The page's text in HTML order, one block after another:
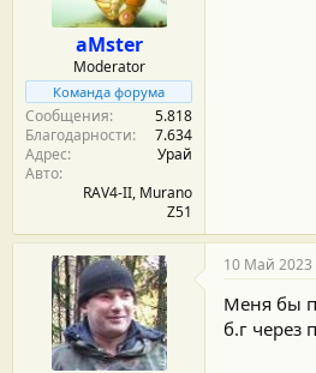
aMster
Moderator
Команда форума
Сообщения
5.818
Благодарности
7.634
Адрес
Урай
Авто
RAV4-II, Murano
Z51
10 Май 2023
Меня бы
б.г через